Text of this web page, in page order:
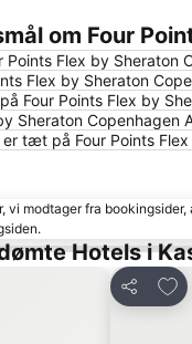
om Four
Flex by Sheraton
Flex by Sheraton
Four Points Flex by
Sheraton Copenhagen
tæt på Four Points Flex
vi modtager fra
Hotels i
Del
Føj